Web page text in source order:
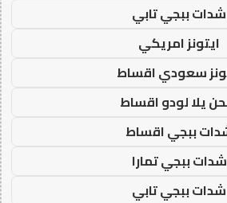
شدات ببجي تابي
ايتونز امريكي
سعودي اقساط
يلا لودو اقساط
ببجي اقساط
شدات ببجي تمارا
شدات ببجي تابي